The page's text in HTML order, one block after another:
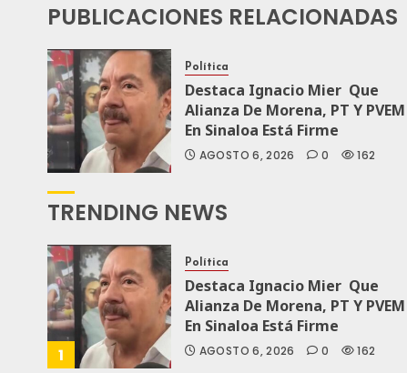
PUBLICACIONES RELACIONADAS
Política
Destaca Ignacio Mier Que
Alianza De Morena, PT Y PVEM
En Sinaloa Está Firme
AGOSTO 6, 2026 0 162
TRENDING NEWS
1
Política
Destaca Ignacio Mier Que
Alianza De Morena, PT Y PVEM
En Sinaloa Está Firme
AGOSTO 6, 2026 0 162